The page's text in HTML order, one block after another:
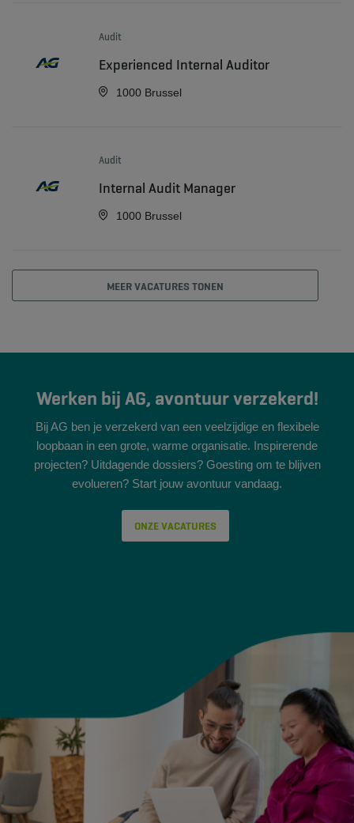
Audit
Experienced Internal Auditor
1000 Brussel
Audit
Internal Audit Manager
1000 Brussel
MEER VACATURES TONEN
Werken bij AG, avontuur verzekerd!
Bij AG ben je verzekerd van een veelzijdige en flexibele
loopbaan in een grote, warme organisatie. Inspirerende
projecten? Uitdagende dossiers? Goesting om te blijven
evolueren? Start jouw avontuur vandaag.
ONZE VACATURES